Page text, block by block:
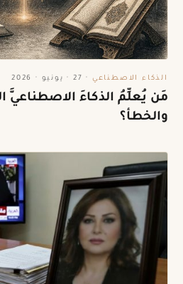
الذكاء الاصطناعي · 27 · يونيو · 2026
مَن يُعلِّمُ الذكاءَ الاصطناعيَّ
والخطأ؟